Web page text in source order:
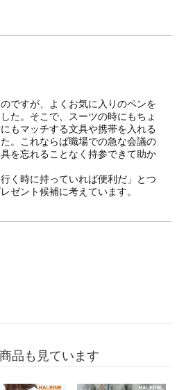
ですが、よくお気に入りのペンを
た。そこで、スーツの時にもちょ
もマッチする文具や携帯を入れる
。これならば職場での急な会議の
を忘れることなく持参できて助か
く時に持っていれば便利だ」とつ
ゼント候補に考えています。
品も見ています